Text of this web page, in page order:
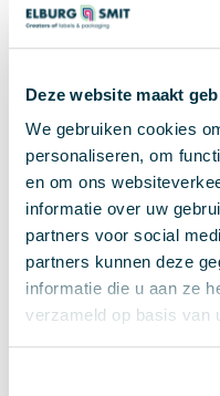
Deze website maakt
We gebruiken cookies
personaliseren, om
en om ons
informatie over uw
partners voor social
partners kunnen deze
informatie die u aan ze
verzameld op basis van
get in touch